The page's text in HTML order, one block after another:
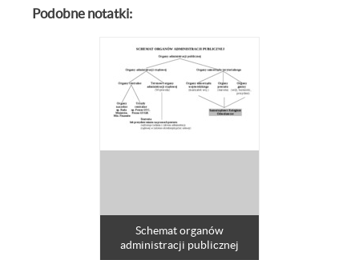
Podobne notatki:
Schemat organów
administracji publicznej